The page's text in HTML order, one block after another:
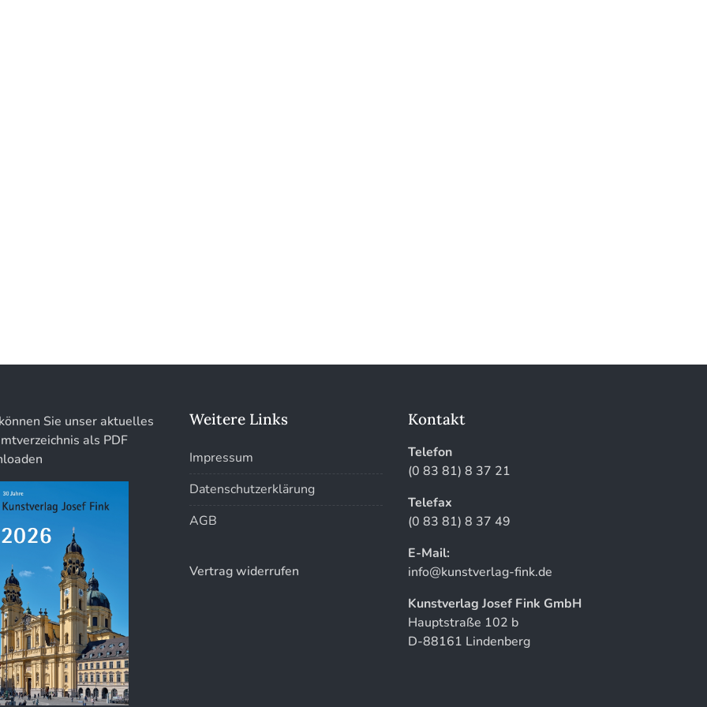
können Sie unser aktuelles
als PDF
Weitere Links
Impressum
Datenschutzerklärung
AGB
Vertrag widerrufen
Kontakt
Telefon
(0 83 81) 8 37 21
Telefax
(0 83 81) 8 37 49
E-Mail:
info@kunstverlag-fink.de
Kunstverlag Josef Fink GmbH
Hauptstraße 102 b
D-88161 Lindenberg